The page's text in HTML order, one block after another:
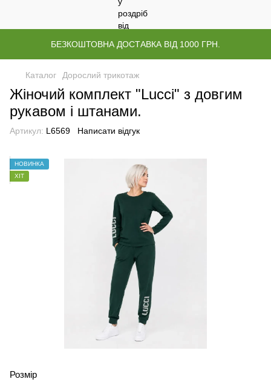
БЕЗКОШТОВНА ДОСТАВКА ВІД 1000 ГРН.
Каталог Дорослий трикотаж
Жіночий комплект "Lucci" з довгим
рукавом і штанами.
Артикул: L6569 Написати відгук
НОВИНКА
ХІТ
Розмір